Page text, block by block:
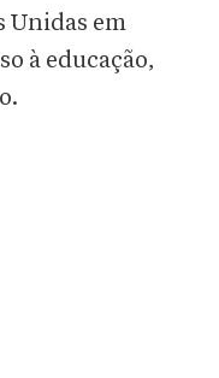
Unidas em
à educação,